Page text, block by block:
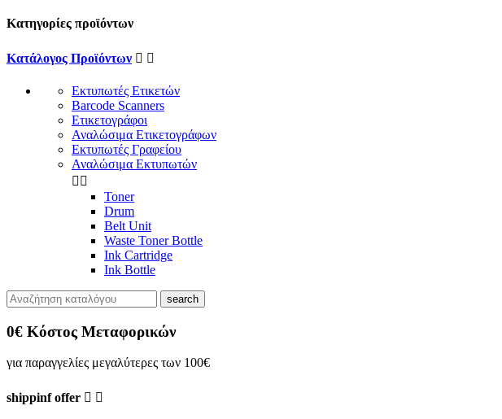
Κατηγορίες προϊόντων
Κατάλογος Προϊόντων  
Εκτυπωτές Ετικετών
Barcode Scanners
Ετικετογράφοι
Αναλώσιμα Ετικετογράφων
Εκτυπωτές Γραφείου
Αναλώσιμα Εκτυπωτών
 
Toner
Drum
Belt Unit
Waste Toner Bottle
Ink Cartridge
Ink Bottle
search
0€ Κόστος Μεταφορικών
για παραγγελίες μεγαλύτερες των 100€
shippinf offer  